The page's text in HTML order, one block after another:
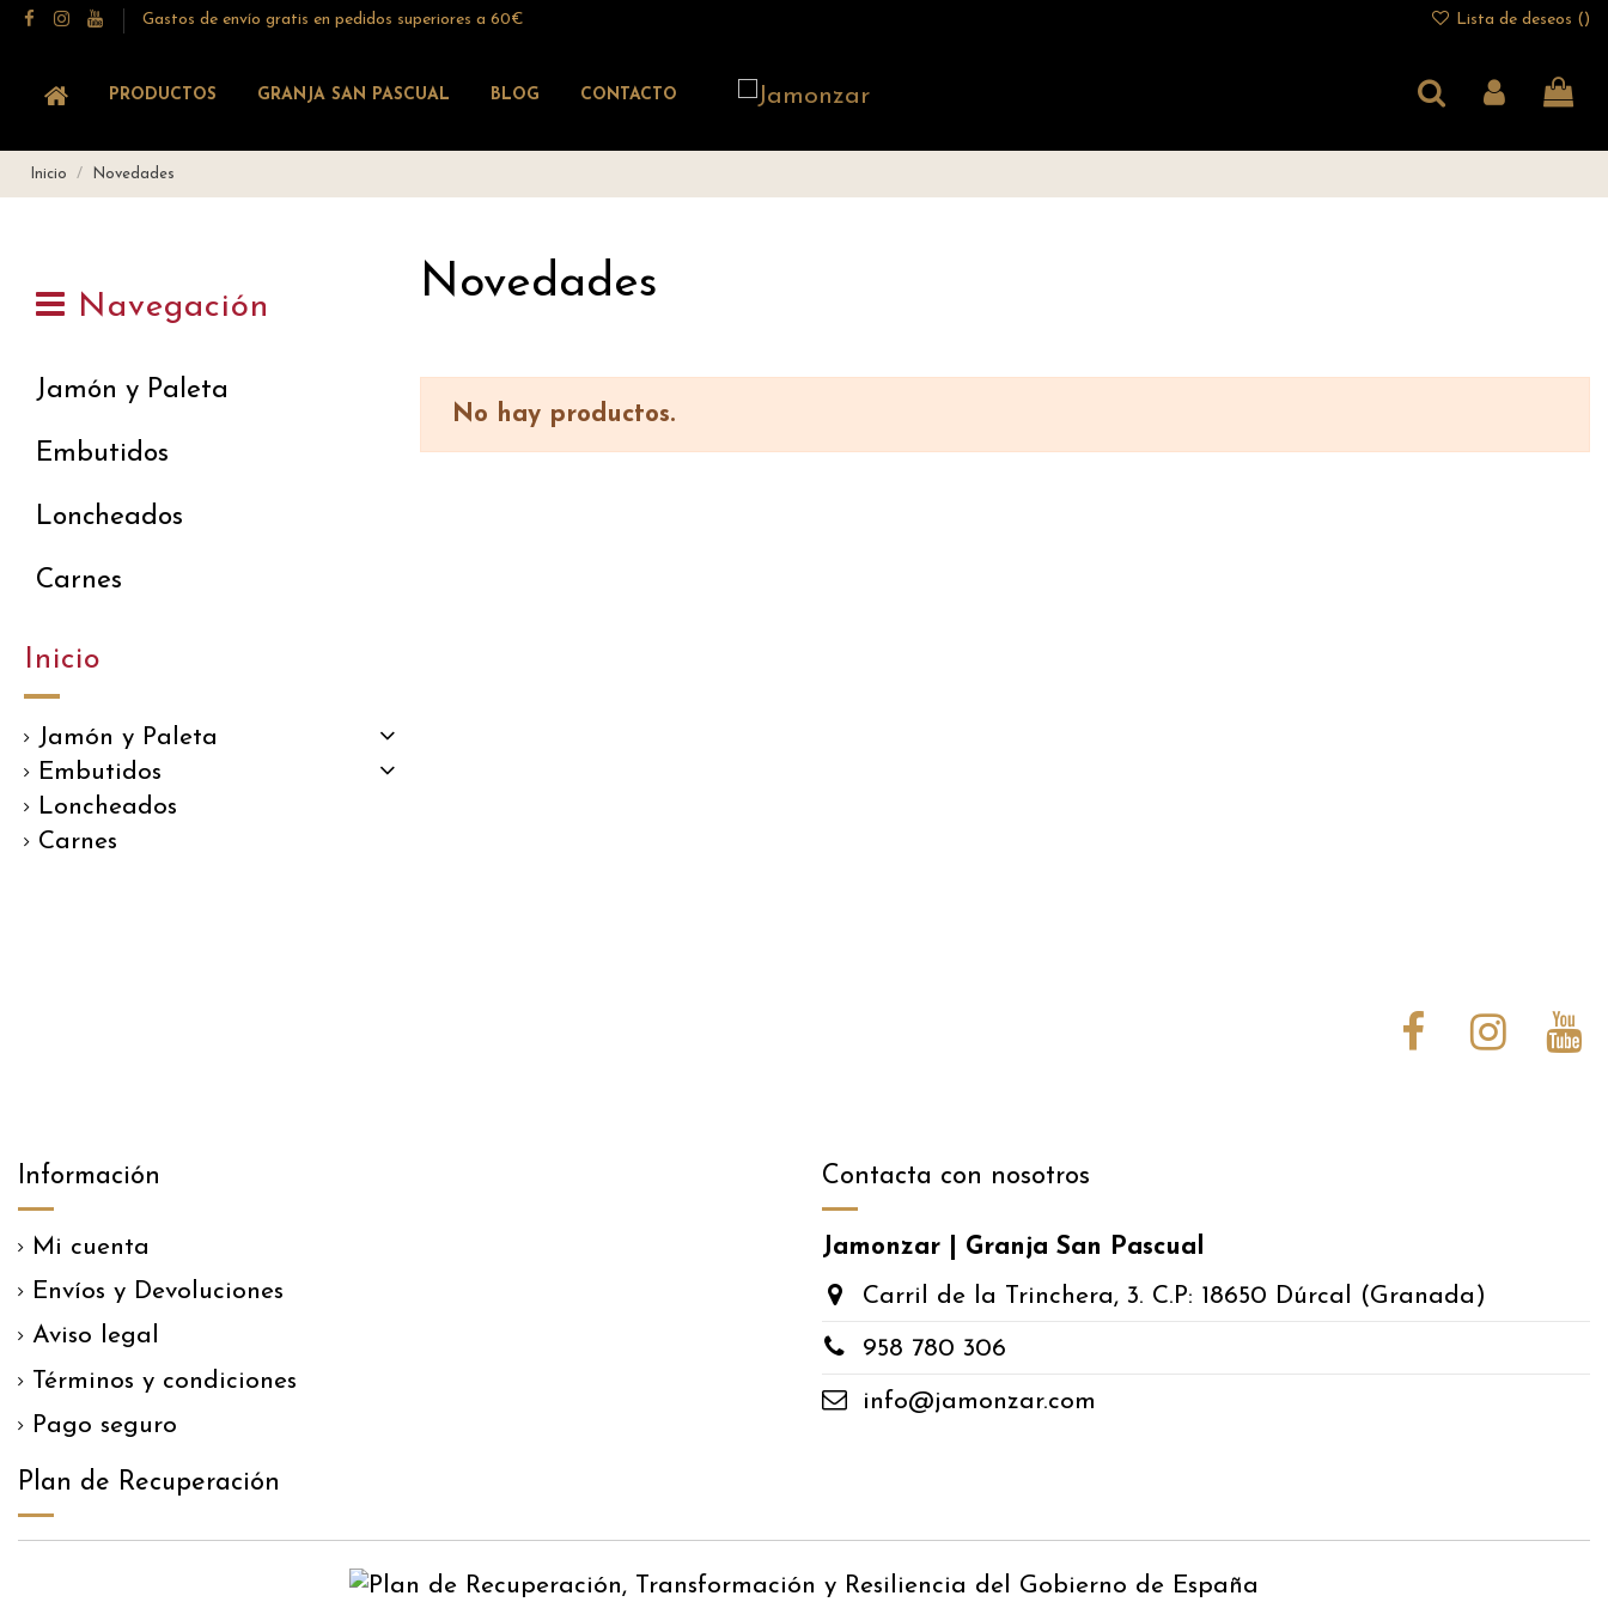
Gastos de envío gratis en pedidos superiores a 60€ Lista de deseos ()
PRODUCTOS GRANJA SAN PASCUAL BLOG CONTACTO
Inicio Novedades
Novedades
No hay productos.
Navegación
Jamón y Paleta
Embutidos
Loncheados
Carnes
Inicio
Jamón y Paleta
Embutidos
Loncheados
Carnes
Información
Mi cuenta
Envíos y Devoluciones
Aviso legal
Términos y condiciones
Pago seguro
Contacta con nosotros
Jamonzar | Granja San Pascual
Carril de la Trinchera, 3. C.P: 18650 Dúrcal (Granada)
​958 780 306
​info@jamonzar.com
Plan de Recuperación